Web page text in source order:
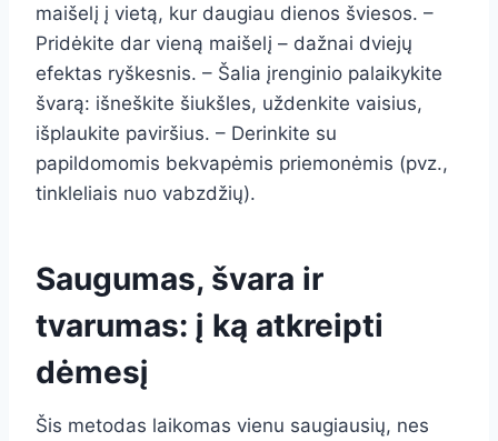
maišelį į vietą, kur daugiau dienos šviesos. –
Pridėkite dar vieną maišelį – dažnai dviejų
efektas ryškesnis. – Šalia įrenginio palaikykite
švarą: išneškite šiukšles, uždenkite vaisius,
išplaukite paviršius. – Derinkite su
papildomomis bekvapėmis priemonėmis (pvz.,
tinkleliais nuo vabzdžių).
Saugumas, švara ir
tvarumas: į ką atkreipti
dėmesį
Šis metodas laikomas vienu saugiausių, nes